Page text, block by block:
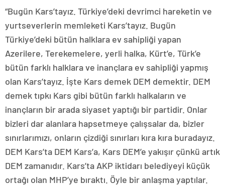
“Bugün Kars’tayız. Türkiye’deki devrimci hareketin ve
yurtseverlerin memleketi Kars’tayız. Bugün
Türkiye’deki bütün halklara ev sahipliği yapan
Azerilere, Terekemelere, yerli halka, Kürt’e, Türk’e
bütün farklı halklara ve inançlara ev sahipliği yapmış
olan Kars’tayız. İşte Kars demek DEM demektir. DEM
demek tıpkı Kars gibi bütün farklı halkaların ve
inançların bir arada siyaset yaptığı bir partidir. Onlar
bizleri dar alanlara hapsetmeye çalışsalar da, bizler
sınırlarımızı, onların çizdiği sınırları kıra kıra buradayız.
DEM Kars’ta DEM Kars’a, Kars DEM’e yakışır çünkü artık
DEM zamanıdır. Kars’ta AKP iktidarı belediyeyi küçük
ortağı olan MHP’ye bıraktı. Öyle bir anlaşma yaptılar.